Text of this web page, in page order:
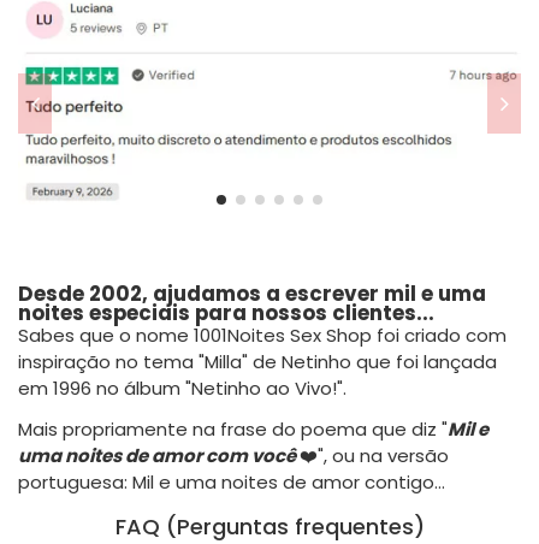
Desde 2002, ajudamos a escrever mil e uma
noites especiais para nossos clientes...
Sabes que o nome 1001Noites Sex Shop foi criado com
inspiração no tema "Milla" de Netinho que foi lançada
em 1996 no álbum "Netinho ao Vivo!".
Mais propriamente na frase do poema que diz "Mil e
uma noites de amor com você❤️", ou na versão
portuguesa: Mil e uma noites de amor contigo...
FAQ (Perguntas frequentes)